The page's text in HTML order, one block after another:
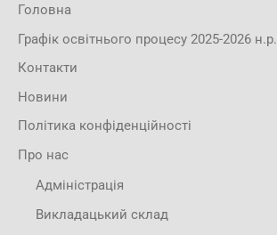
Головна
Графік освітнього процесу 2025-2026 н.р.
Контакти
Новини
Політика конфіденційності
Про нас
Адміністрація
Викладацький склад